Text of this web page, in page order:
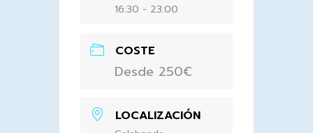
16:30 - 23:00
COSTE
Desde 250€
LOCALIZACIÓN